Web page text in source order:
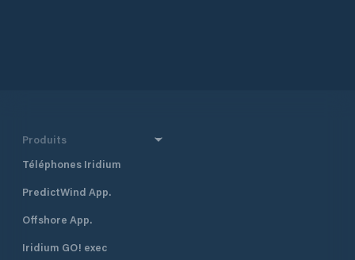
Produits
Téléphones Iridium
PredictWind App.
Offshore App.
Iridium GO! exec